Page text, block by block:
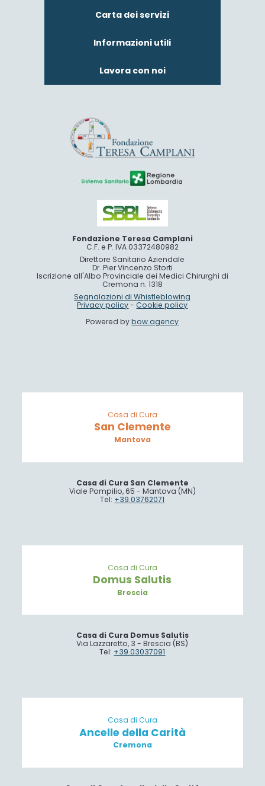
Carta dei servizi
Informazioni utili
Lavora con noi
Fondazione Teresa Camplani
C.F. e P. IVA 03372480982
Direttore Sanitario Aziendale
Dr. Pier Vincenzo Storti
Iscrizione all'Albo Provinciale dei Medici Chirurghi di
Cremona n. 1318
Segnalazioni di Whistleblowing
Privacy policy-Cookie policy
Powered bybow.agency
Casa di Cura
San Clemente
Mantova
Casa di Cura San Clemente
Viale Pompilio, 65 - Mantova (MN)
Tel: +39.03762071
Casa di Cura
Domus Salutis
Brescia
Casa di Cura Domus Salutis
Via Lazzaretto, 3 - Brescia (BS)
Tel: +39.03037091
Casa di Cura
Ancelle della Carità
Cremona